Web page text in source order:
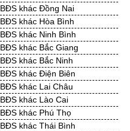
Cần Thuê An Giang
Cần Thuê Bến Tre
Cần Thuê Cà Mau
Cần Thuê Hậu Giang
Cần Thuê Long An
Cần Thuê Tây Ninh
Cần Thuê Trà Vinh
Cần Thuê Hải Dương
Cần Thuê Quảng Ninh
BĐS khác Đồng Nai
BĐS khác Hòa Bình
BĐS khác Ninh Bình
BĐS khác Bắc Giang
BĐS khác Bắc Ninh
BĐS khác Điện Biên
BĐS khác Lai Châu
BĐS khác Lào Cai
BĐS khác Phú Thọ
BĐS khác Thái Bình